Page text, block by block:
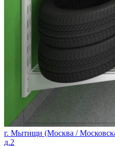
г. Мытищи (Москва /
д.2